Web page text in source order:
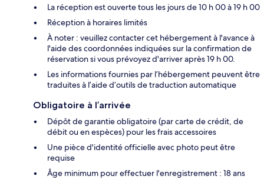
La réception est ouverte tous les jours de 10 h 00 à 19 h 00
Réception à horaires limités
À noter : veuillez contacter cet hébergement à l'avance à
l'aide des coordonnées indiquées sur la confirmation de
réservation si vous prévoyez d'arriver après 19 h 00.
Les informations fournies par l’hébergement peuvent être
traduites à l’aide d’outils de traduction automatique
Obligatoire à l’arrivée
Dépôt de garantie obligatoire (par carte de crédit, de
débit ou en espèces) pour les frais accessoires
Une pièce d'identité officielle avec photo peut être
requise
Âge minimum pour effectuer l'enregistrement : 18 ans